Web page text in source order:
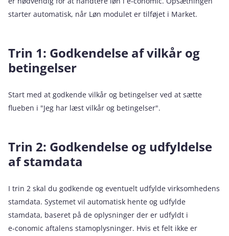
starter automatisk, når Løn modulet er tilføjet i Market.
Trin 1: Godkendelse af vilkår og
betingelser
Start med at godkende vilkår og betingelser ved at sætte
flueben i "Jeg har læst vilkår og betingelser".
Trin 2: Godkendelse og udfyldelse
af stamdata
I trin 2 skal du godkende og eventuelt udfylde virksomhedens
stamdata. Systemet vil automatisk hente og udfylde
stamdata, baseret på de oplysninger der er udfyldt i
e‑conomic aftalens stamoplysninger. Hvis et felt ikke er